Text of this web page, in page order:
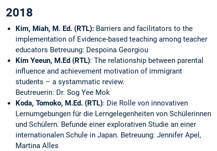
2018
Kim, Miah, M. Ed. (RTL): Barriers and facilitators to the
implementation of Evidence-based teaching among teacher
educators Betreuung: Despoina Georgiou
Kim Yeeun, M.Ed (RTL): The relationship between parental
influence and achievement motivation of immigrant
students – a systammatic review.
Beutreuerin: Dr. Sog Yee Mok
Koda, Tomoko, M.Ed. (RTL): Die Rolle von innovativen
Lernumgebungen für die Lerngelegenheiten von Schülerinnen
und Schülern. Befunde einer explorativen Studie an einer
internationalen Schule in Japan. Betreuung: Jennifer Apel,
Martina Alles